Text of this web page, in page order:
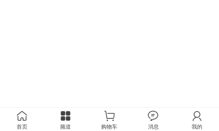
首页 频道 购物车 消息 我的